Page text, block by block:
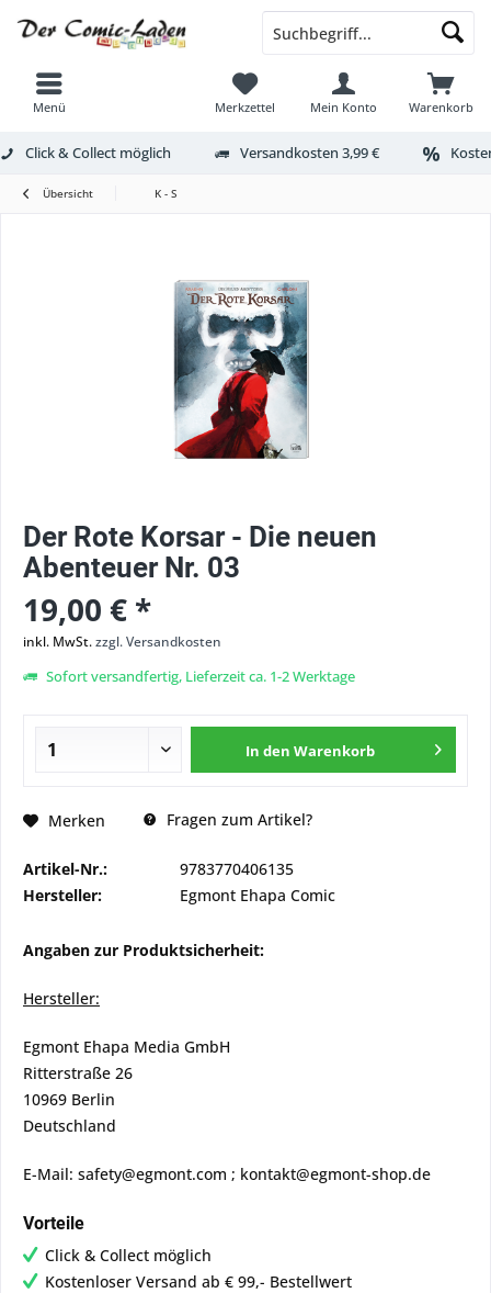
Menü Warenkorb
Merkzettel Mein Konto
Click & Collect möglich Versandkosten 3,99 €
Übersicht K - S
Der Rote Korsar - Die neuen
Abenteuer Nr. 03
19,00 € *
inkl. MwSt.zzgl. Versandkosten
Sofort versandfertig, Lieferzeit ca. 1-2 Werktage
In den Warenkorb
Merken Fragen zum Artikel?
Artikel-Nr.:
9783770406135
Hersteller:
Egmont Ehapa Comic
Angaben zur Produktsicherheit:
Hersteller:
Egmont Ehapa Media GmbH
Ritterstraße 26
10969 Berlin
Deutschland
E-Mail: safety@egmont.com ; kontakt@egmont-shop.de
Vorteile
Click & Collect möglich
Kostenloser Versand ab € 99,- Bestellwert